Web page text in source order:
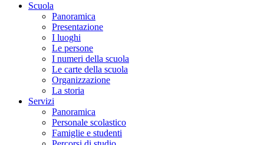
Scuola
Panoramica
Presentazione
I luoghi
Le persone
I numeri della scuola
Le carte della scuola
Organizzazione
La storia
Servizi
Panoramica
Personale scolastico
Famiglie e studenti